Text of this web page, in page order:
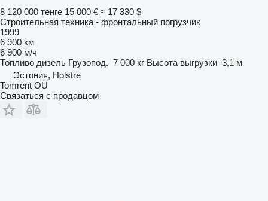
8 120 000 тенге 15 000 € ≈ 17 330 $
Строительная техника - фронтальный погрузчик
1999
6 900 км
6 900 м/ч
Топливо дизель Грузопод. 7 000 кг Высота выгрузки 3,1 м
Эстония, Holstre
Tomrent OÜ
Связаться с продавцом